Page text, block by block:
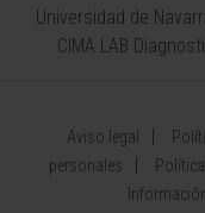
Universidad de
CIMA LAB
Aviso legal
personales